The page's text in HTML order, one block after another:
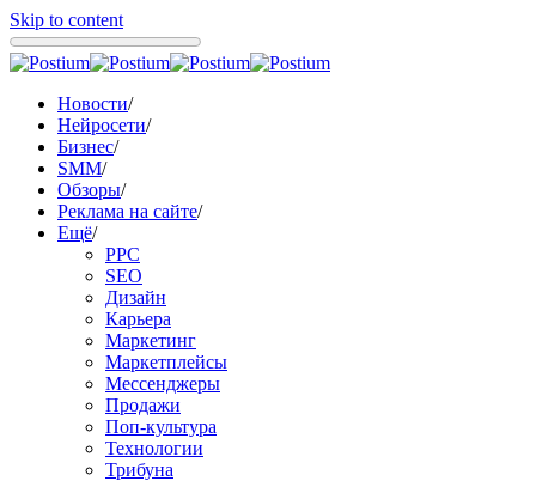
Skip to content
Новости/
Нейросети/
Бизнес/
SMM/
Обзоры/
Реклама на сайте/
Ещё/
PPC
SEO
Дизайн
Карьера
Маркетинг
Маркетплейсы
Мессенджеры
Продажи
Поп-культура
Технологии
Трибуна